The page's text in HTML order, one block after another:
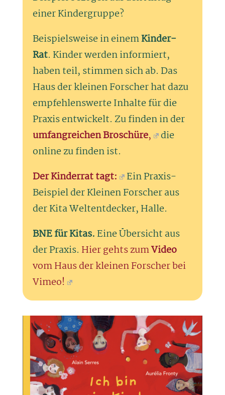
einer Kindergruppe?
Beispielsweise in einemKinder-
Rat. Kinder werden informiert,
haben teil, stimmen sich ab. Das
Haus der kleinen Forscher hat dazu
empfehlenswerte Inhalte für die
Praxis entwickelt. Zu finden in der
umfangreichen Broschüre,
die
online zu finden ist.
Der Kinderrat tagt:
Ein Praxis-
Beispiel der Kleinen Forscher aus
der Kita Weltentdecker, Halle.
BNE für Kitas. Eine Übersicht aus
der Praxis. Hier gehts zumVideo
vom Haus der kleinen Forscher bei
Vimeo!